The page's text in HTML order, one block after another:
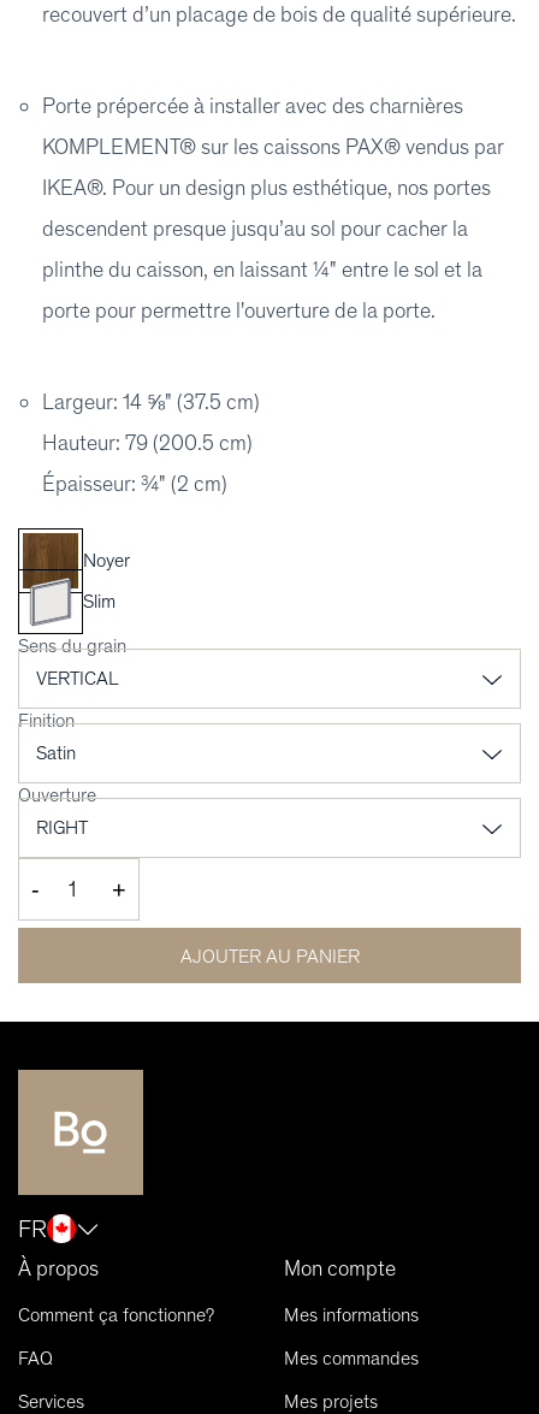
recouvert d’un placage de bois de qualité supérieure.
Porte prépercée à installer avec des charnières
KOMPLEMENT® sur les caissons PAX® vendus par
IKEA®. Pour un design plus esthétique, nos portes
descendent presque jusqu’au sol pour cacher la
plinthe du caisson, en laissant ¼" entre le sol et la
porte pour permettre l'ouverture de la porte.
Largeur: 14 ⅝" (37.5 cm)
Hauteur: 79 (200.5 cm)
Épaisseur: ¾" (2 cm)
Noyer
Slim
Sens du grain
Finition
Ouverture
- +
AJOUTER AU PANIER
FR
À propos
Comment ça fonctionne?
FAQ
Services
Mon compte
Mes informations
Mes commandes
Mes projets